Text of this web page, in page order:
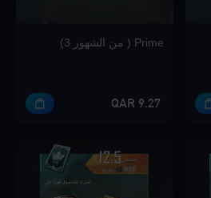
Loading...
Prime ( من الشهور 3)
9.27 QAR